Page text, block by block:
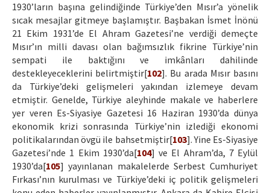
1930’ların başına gelindiğinde Türkiye’den Mısır’a yönelik
sıcak mesajlar gitmeye başlamıştır. Başbakan İsmet İnönü
21 Ekim 1931’de El Ahram Gazetesi’ne verdiği demeçte
Mısır’ın milli davası olan bağımsızlık fikrine Türkiye’nin
sempati ile baktığını ve imkânları dahilinde
destekleyeceklerini belirtmiştir[102]. Bu arada Mısır basını
da Türkiye’deki gelişmeleri yakından izlemeye devam
etmiştir. Genelde, Türkiye aleyhinde makale ve haberlere
yer veren Es-Siyasiye Gazetesi 16 Haziran 1930’da dünya
ekonomik krizi sonrasında Türkiye’nin izlediği ekonomi
politikalarından övgü ile bahsetmiştir[103]. Yine Es-Siyasiye
Gazetesi’nde 1 Ekim 1930’da[104] ve El Ahram’da, 7 Eylül
1930’da[105] yayınlanan makalelerde Serbest Cumhuriyet
Fırkası’nın kurulması ve Türkiye’deki iç politik gelişmeleri